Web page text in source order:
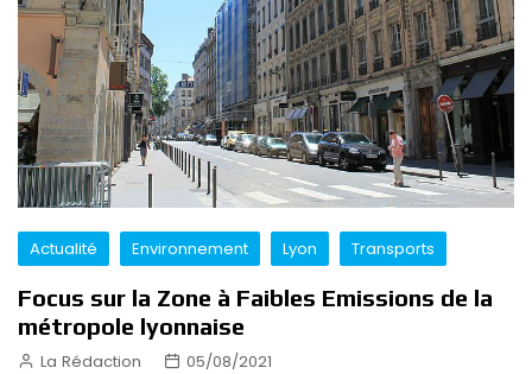
Actualité Environnement Lyon Transports
Focus sur la Zone à Faibles Emissions de la
métropole lyonnaise
La Rédaction 05/08/2021